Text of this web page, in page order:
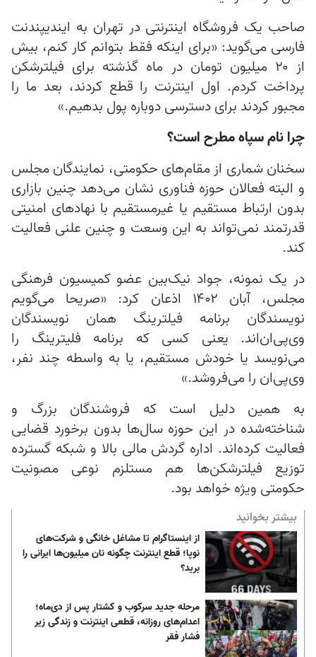
صاحب یک فروشگاه اینترنتی در تهران به ایندیپندنت
فارسی می‌گوید: «برای اینکه فقط بتوانم کار کنم، بیش
از ۲۰ میلیون تومان در ماه گذشته برای فیلترشکن
پرداخت کردم. اول اینترنت را قطع کردند، بعد ما را
مجبور کردند برای دسترسی دوباره پول بدهیم.»
چرا نام سپاه مطرح است؟
سخنان شماری از مقام‌های حکومتی، نمایندگان مجلس
و البته فعالان حوزه فناوری نشان می‌دهد چنین بازاری
بدون ارتباط مستقیم یا غیرمستقیم با نهادهای امنیتی
قدرتمند نمی‌تواند به این وسعت و چنین علنی فعالیت
کند.
در یک نمونه، جواد نیک‌بین عضو کمیسیون فرهنگی
مجلس، آبان ۱۴۰۲ اذعان کرد: «صریحا می‌گویم
نویسندگان برنامه فیلترینگ همان‌ نویسندگان
وی‌پی‌ان‌اند. یعنی کسی که برنامه فلیترینگ را
می‌نویسد یا خودش مستقیم، یا به واسطه چند نفر،
وی‌پی‌ان را می‌فروشد.»
به همین دلیل است که فروشندگان بزرگ و
شناخته‌شده در این حوزه سال‌ها بدون برخورد قضایی
فعالیت کرده‌اند. اداره گردش مالی بالا و شبکه گسترده
توزیع فیلترشکن‌ها هم مستلزم نوعی مصونیت
حکومتی ویژه خواهد بود.
بیشتر بخوانید
از اینستاگرام تا مشاغل خانگی و شرکت‌های
نوپا؛ قطع اینترنت چگونه نان میلیون‌ها ایرانی را
برید؟
مرحله جدید سرکوب و کشتار پس از دی‌ماه؛
اعدام‌های روزانه، قطعی اینترنت و زندگی زیر
فشار فقر